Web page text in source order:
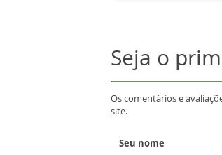
Seja o
Os comentários e
site.
Seu nome